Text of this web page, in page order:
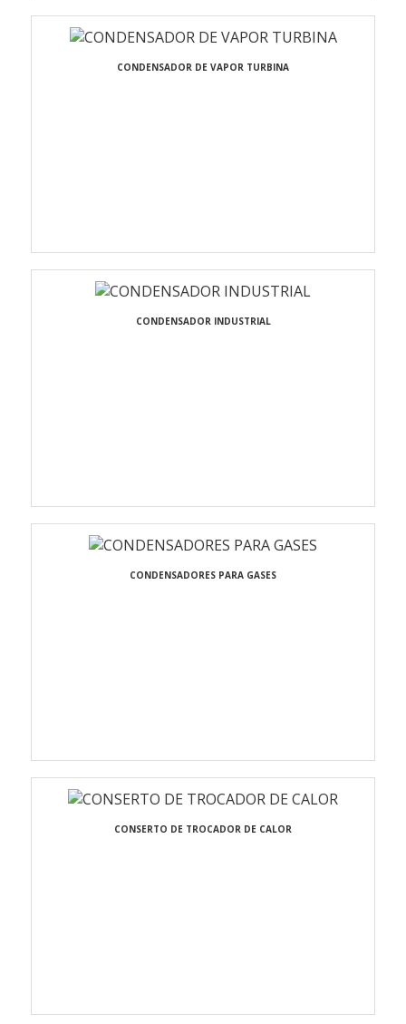
CONDENSADOR DE VAPOR TURBINA
CONDENSADOR INDUSTRIAL
CONDENSADORES PARA GASES
CONSERTO DE TROCADOR DE CALOR